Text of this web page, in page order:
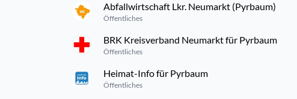
Abfallwirtschaft Lkr. Neumarkt (Pyrbaum)
Öffentliches
BRK Kreisverband Neumarkt für Pyrbaum
Öffentliches
Heimat-Info für Pyrbaum
Öffentliches